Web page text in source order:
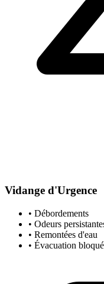
Vidange d'Urgence
• Débordements
• Odeurs
• Remontées d'eau
• Évacuation